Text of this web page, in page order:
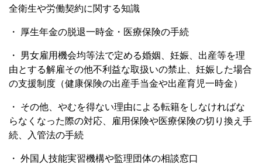
全衛生や労働契約に関する知識
・ 厚生年金の脱退一時金・医療保険の手続
・ 男女雇用機会均等法で定める婚姻、妊娠、出産等を理
由とする解雇その他不利益な取扱いの禁止、妊娠した場合
の支援制度（健康保険の出産手当金や出産育児一時金）
・ その他、やむを得ない理由による転籍をしなければな
らなくなった際の対応、雇用保険や医療保険の切り換え手
続、入管法の手続
・ 外国人技能実習機構や監理団体の相談窓口